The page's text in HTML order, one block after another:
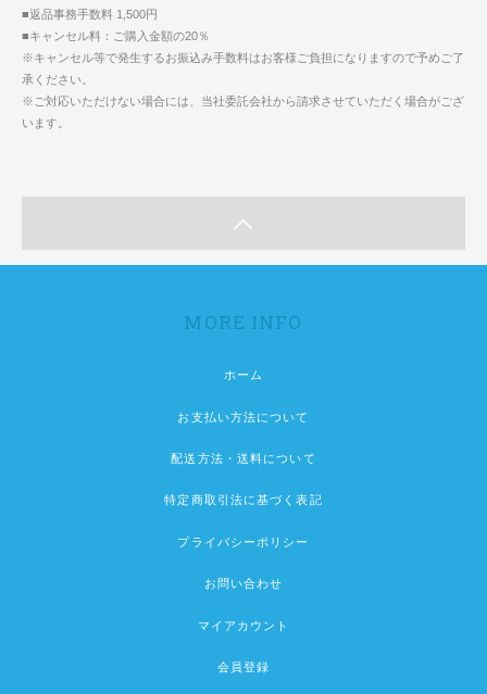
■返品事務手数料 1,500円
■キャンセル料：ご購入金額の20％
※キャンセル等で発生するお振込み手数料はお客様ご負担になりますので予めご了
承ください。
※ご対応いただけない場合には、当社委託会社から請求させていただく場合がござ
います。
MORE INFO
ホーム
お支払い方法について
配送方法・送料について
特定商取引法に基づく表記
プライバシーポリシー
お問い合わせ
マイアカウント
会員登録